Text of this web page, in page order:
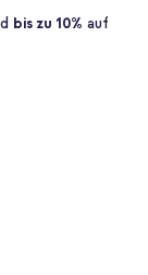
bis zu 10% auf